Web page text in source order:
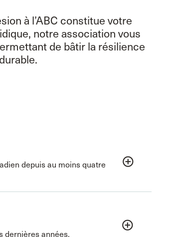
à l’ABC constitue votre
notre association vous
de bâtir la résilience
depuis au moins quatre
add_circle_outline
dernières années.
add_circle_outline